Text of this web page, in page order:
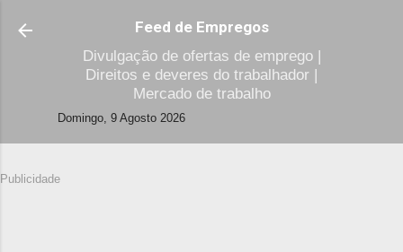
Avançar para o conteúdo principal
Feed de Empregos
Divulgação de ofertas de emprego |
Direitos e deveres do trabalhador |
Mercado de trabalho
Domingo, 9 Agosto 2026
Publicidade